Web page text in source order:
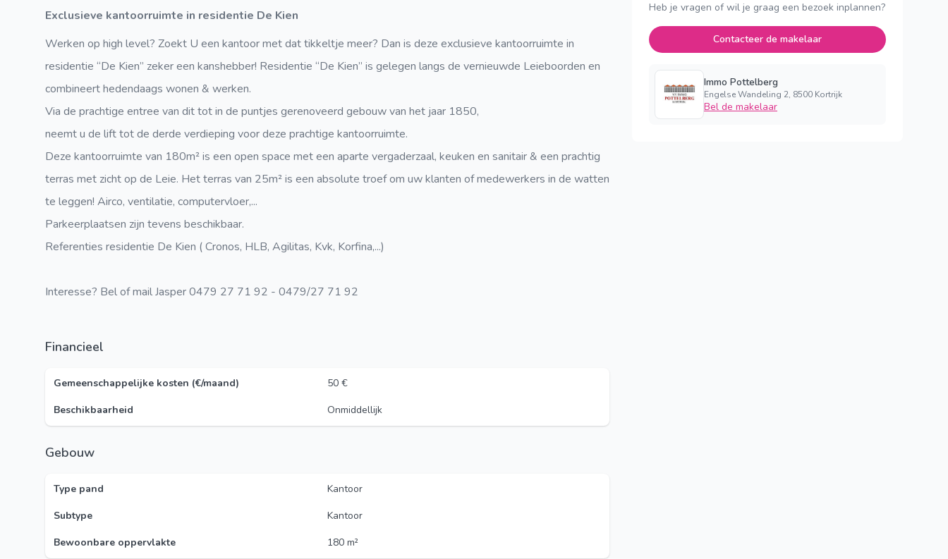
Exclusieve kantoorruimte in residentie De Kien
Werken op high level? Zoekt U een kantoor met dat tikkeltje meer? Dan is deze exclusieve kantoorruimte in
residentie “De Kien” zeker een kanshebber! Residentie “De Kien” is gelegen langs de vernieuwde Leieboorden en
combineert hedendaags wonen & werken.
Via de prachtige entree van dit tot in de puntjes gerenoveerd gebouw van het jaar 1850,
neemt u de lift tot de derde verdieping voor deze prachtige kantoorruimte.
Deze kantoorruimte van 180m² is een open space met een aparte vergaderzaal, keuken en sanitair & een prachtig
terras met zicht op de Leie. Het terras van 25m² is een absolute troef om uw klanten of medewerkers in de watten
te leggen! Airco, ventilatie, computervloer,...
Parkeerplaatsen zijn tevens beschikbaar.
Referenties residentie De Kien ( Cronos, HLB, Agilitas, Kvk, Korfina,...)
Interesse? Bel of mail Jasper 0479 27 71 92 - 0479/27 71 92
Financieel
Gemeenschappelijke kosten (€/maand)
50 €
Beschikbaarheid
Onmiddellijk
Gebouw
Type pand
Kantoor
Subtype
Kantoor
Bewoonbare oppervlakte
180 m²
Heb je vragen of wil je graag een bezoek inplannen?
Contacteer de makelaar
Immo Pottelberg
Engelse Wandeling 2, 8500 Kortrijk
Bel de makelaar